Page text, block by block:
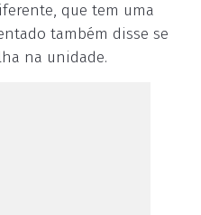
que tem uma
também disse se
na unidade.